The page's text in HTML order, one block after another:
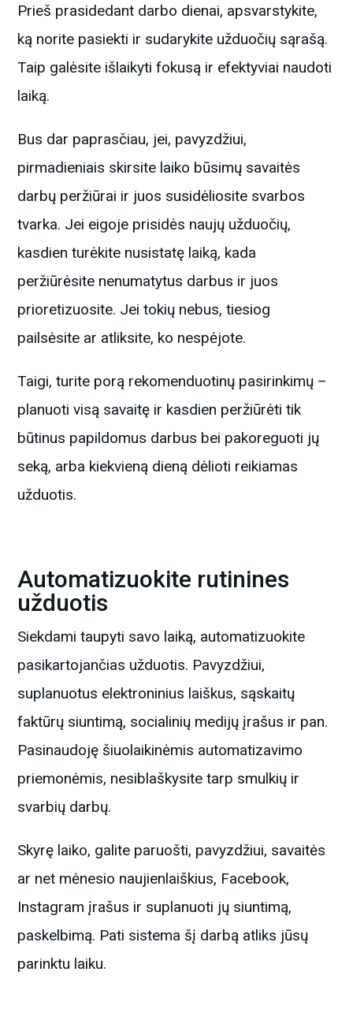
Prieš prasidedant darbo dienai, apsvarstykite,
ką norite pasiekti ir sudarykite užduočių sąrašą.
Taip galėsite išlaikyti fokusą ir efektyviai naudoti
laiką.
Bus dar paprasčiau, jei, pavyzdžiui,
pirmadieniais skirsite laiko būsimų savaitės
darbų peržiūrai ir juos susidėliosite svarbos
tvarka. Jei eigoje prisidės naujų užduočių,
kasdien turėkite nusistatę laiką, kada
peržiūrėsite nenumatytus darbus ir juos
prioretizuosite. Jei tokių nebus, tiesiog
pailsėsite ar atliksite, ko nespėjote.
Taigi, turite porą rekomenduotinų pasirinkimų –
planuoti visą savaitę ir kasdien peržiūrėti tik
būtinus papildomus darbus bei pakoreguoti jų
seką, arba kiekvieną dieną dėlioti reikiamas
užduotis.
Automatizuokite rutinines
užduotis
Siekdami taupyti savo laiką, automatizuokite
pasikartojančias užduotis. Pavyzdžiui,
suplanuotus elektroninius laiškus, sąskaitų
faktūrų siuntimą, socialinių medijų įrašus ir pan.
Pasinaudoję šiuolaikinėmis automatizavimo
priemonėmis, nesiblaškysite tarp smulkių ir
svarbių darbų.
Skyrę laiko, galite paruošti, pavyzdžiui, savaitės
ar net mėnesio naujienlaiškius, Facebook,
Instagram įrašus ir suplanuoti jų siuntimą,
paskelbimą. Pati sistema šį darbą atliks jūsų
parinktu laiku.